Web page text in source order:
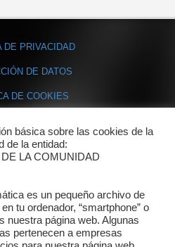
DE PRIVACIDAD
DE DATOS
DE COOKIES
estamos
departamentos
Horario
básica sobre las cookies de la
de la entidad:
LA COMUNIDAD
es un pequeño archivo de
tu ordenador, “smartphone” o
nuestra página web. Algunas
pertenecen a empresas